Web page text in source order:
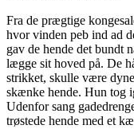
Fra de prægtige
hvor vinden peb ind ad
gav de hende det bundt
lægge sit hoved på. De
strikket, skulle være
skænke hende. Hun tog
Udenfor sang
trøstede hende med et